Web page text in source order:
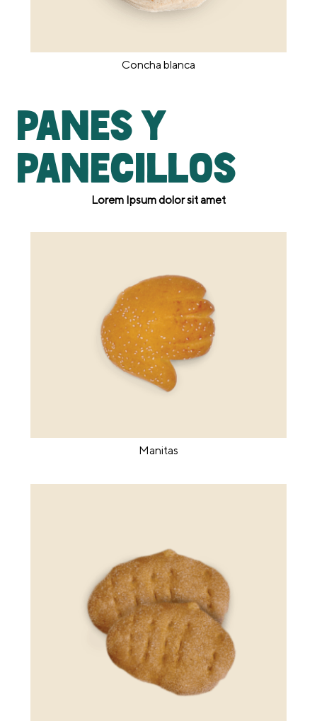
Concha blanca
Panes y
panecillos
Lorem Ipsum dolor sit amet
Manitas